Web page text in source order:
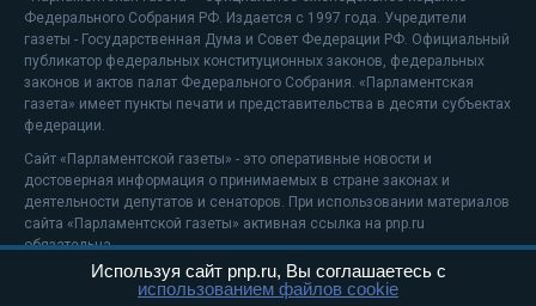
Федерального Собрания РФ. Издается с 1997 года. Учредители
газеты - Государственная Дума и Совет Федерации РФ. Официальный
публикатор федеральных конституционных законов, федеральных
законов и актов палат Федерального Собрания. «Парламентская
газета» имеет пункты печати и представительства в десяти субъектах
федерации.
Сайт «Парламентской газеты» - это оперативные новости и
достоверная информация о принимаемых в стране законах и
деятельности депутатов и сенаторов. При использовании материалов
сайта «Парламентской газеты» активная ссылка на pnp.ru
обязательна.
На информационном ресурсе применяютсярекомендательные
Используя сайт pnp.ru, Вы соглашаетесь с
использованием файлов cookie